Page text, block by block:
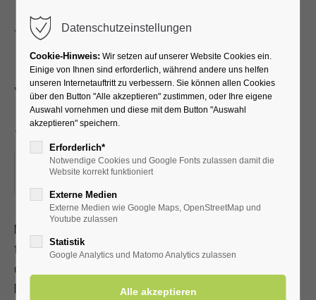
Yoga im Park für Leib und
Seele
14.08.2025, 10:00
Mit Achtsamkeit und Selbstliebe zu Gelassenheit, Ruhe und
tiefer Selbsterfahrung gelangen. Bei gutem Wetter findet
der 90-Minuten-Kurs im Kurpark statt. Bitte bringen Sie eine
Decke und ein Getränk mit. Bitte ¼ Std. vor Beginn
Datenschutzeinstellungen
Cookie-Hinweis: Wir setzen auf unserer Website Cookies ein.
Einige von Ihnen sind erforderlich, während andere uns helfen
unseren Internetauftritt zu verbessern. Sie können allen Cookies
über den Button "Alle akzeptieren" zustimmen, oder Ihre eigene
Auswahl vornehmen und diese mit dem Button "Auswahl
akzeptieren" speichern.
Erforderlich*
Notwendige Cookies und Google Fonts zulassen damit die
Website korrekt funktioniert
Externe Medien
Externe Medien wie Google Maps, OpenStreetMap und
Youtube zulassen
Statistik
Google Analytics und Matomo Analytics zulassen